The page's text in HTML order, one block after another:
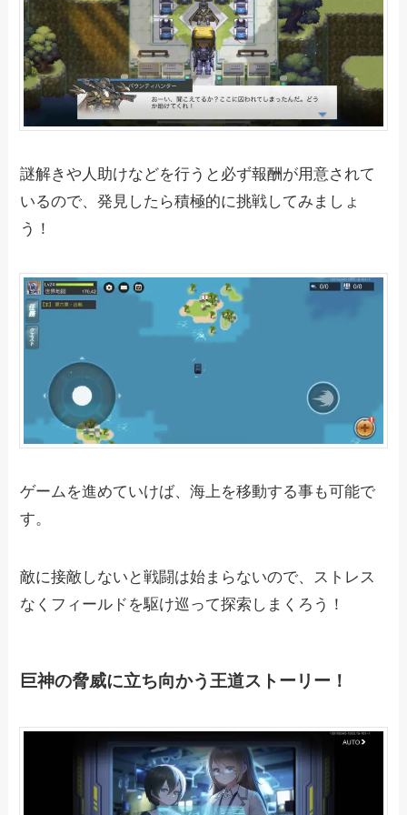
謎解きや人助けなどを行うと必ず報酬が用意されて
いるので、発見したら積極的に挑戦してみましょ
う！
ゲームを進めていけば、海上を移動する事も可能で
す。
敵に接敵しないと戦闘は始まらないので、ストレス
なくフィールドを駆け巡って探索しまくろう！
巨神の脅威に立ち向かう王道ストーリー！